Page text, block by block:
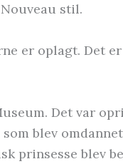
stil.
er oplagt. Det
Det var
blev
prinsesse blev